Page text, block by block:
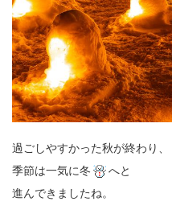
過ごしやすかった秋が終わり、
季節は一気に冬
へと
進んできましたね。